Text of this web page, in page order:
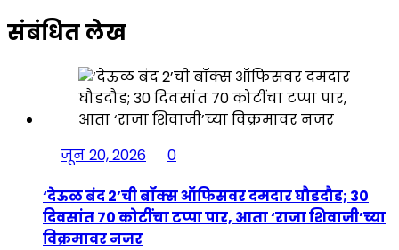
संबंधित लेख
जून 20, 2026
0
‘देऊळ बंद 2’ची बॉक्स ऑफिसवर दमदार घौडदौड; 30
दिवसांत 70 कोटींचा टप्पा पार, आता ‘राजा शिवाजी’च्या
विक्रमावर नजर